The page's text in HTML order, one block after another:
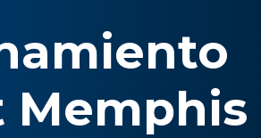
Memphis